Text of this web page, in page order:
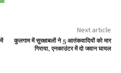
Next article
कुलगाम में सुरक्षाबलों ने 5 आतंकवादियों को मार
गिराया, एनकाउंटर में दो जवान घायल